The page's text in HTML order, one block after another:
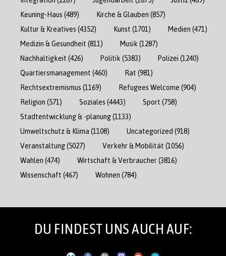
Keuning-Haus (489) Kirche & Glauben (857)
Kultur & Kreatives (4352) Kunst (1701) Medien (471)
Medizin & Gesundheit (811) Musik (1287)
Nachhaltigkeit (426) Politik (5383) Polizei (1240)
Quartiersmanagement (460) Rat (981)
Rechtsextremismus (1169) Refugees Welcome (904)
Religion (571) Soziales (4443) Sport (758)
Stadtentwicklung & -planung(1133)
Umweltschutz & Klima (1108) Uncategorized (918)
Veranstaltung(5027) Verkehr & Mobilität (1056)
Wahlen (474) Wirtschaft & Verbraucher(3816)
Wissenschaft (467) Wohnen (784)
DU FINDEST UNS AUCH AUF: